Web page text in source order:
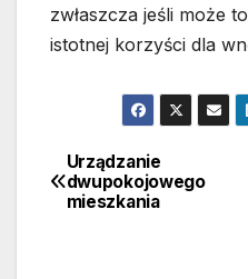
zwłaszcza jeśli może
istotnej korzyści dla
Nawigacja
wpisu
Urządzanie
dwupokojowego
mieszkania